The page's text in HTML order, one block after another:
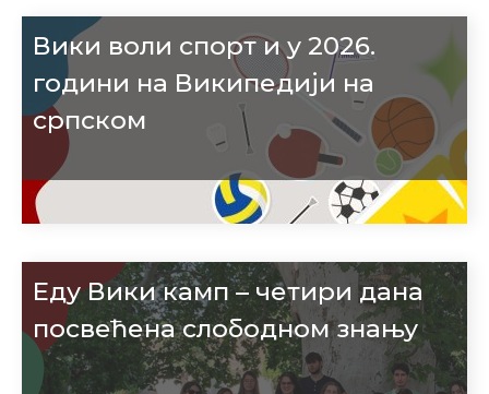
Вики воли спорт и у 2026.
години на Википедији на
српском
Еду Вики камп – четири дана
посвећена слободном знању